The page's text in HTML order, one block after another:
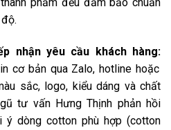
nhận yêu cầu khách hàng:
cơ bản qua Zalo, hotline hoặc
sắc, logo, kiểu dáng và chất
tư vấn Hưng Thịnh phản hồi
dòng cotton phù hợp (cotton